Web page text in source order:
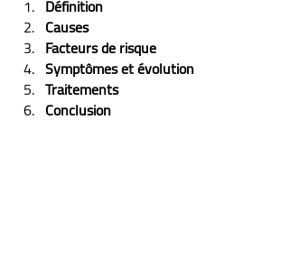
Définition
Causes
Facteurs de risque
Symptômes et évolution
Traitements
Conclusion